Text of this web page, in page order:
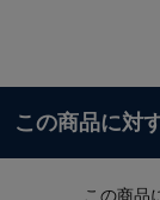
この商品に対
この商品